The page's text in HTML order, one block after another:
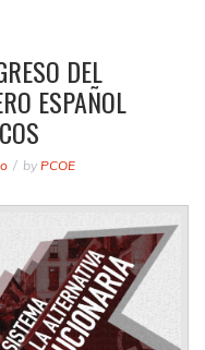
DEL
ESPAÑOL
by PCOE